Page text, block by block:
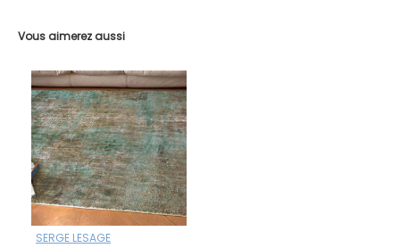
Vous aimerez aussi
SERGE LESAGE